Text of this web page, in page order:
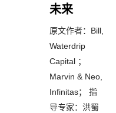
未来
原文作者：Bill,
Waterdrip
Capital ；
Marvin & Neo,
Infinitas； 指
导专家：洪蜀